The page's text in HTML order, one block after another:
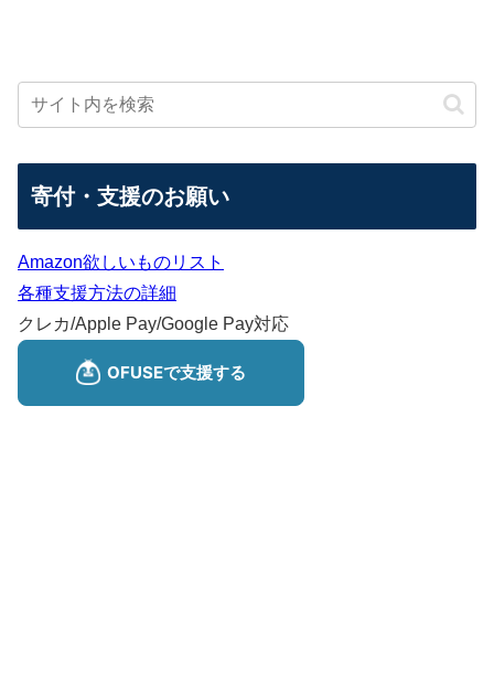
寄付・支援のお願い
Amazon欲しいものリスト
各種支援方法の詳細
クレカ/Apple Pay/Google Pay対応